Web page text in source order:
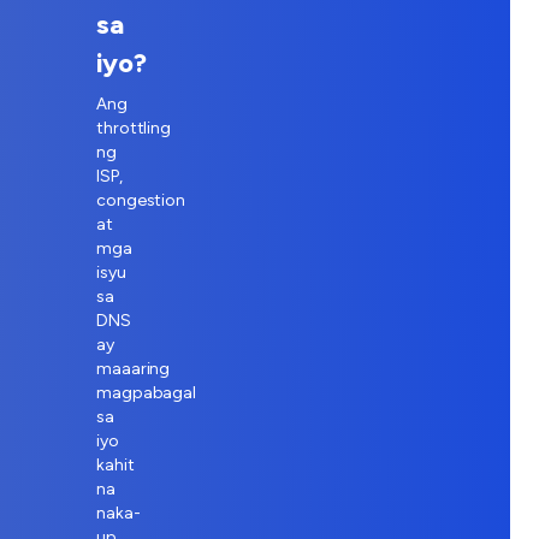
sa
iyo?
Ang
throttling
ng
ISP,
congestion
at
mga
isyu
sa
DNS
ay
maaaring
magpabagal
sa
iyo
kahit
na
naka-